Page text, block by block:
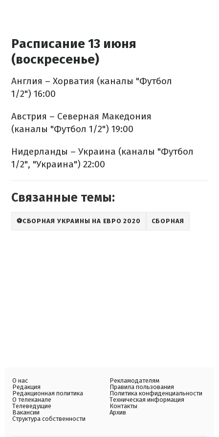
Расписание 13 июня
(воскресенье)
Англия – Хорватия (каналы "Футбол
1/2") 16:00
Австрия – Северная Македония
(каналы "Футбол 1/2") 19:00
Нидерланды – Украина (каналы "Футбол
1/2", "Украина") 22:00
Связанные темы:
⚽СБОРНАЯ УКРАИНЫ НА ЕВРО 2020 СБОРНАЯ
О нас
Редакция
Редакционная политика
О телеканале
Телеведущие
Вакансии
Структура собственности
Рекламодателям
Правила пользования
Политика конфиденциальности
Техническая информация
Контакты
Архив